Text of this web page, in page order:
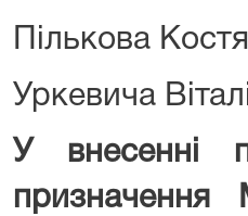
Пількова
Уркевича
У внесенні
призначення